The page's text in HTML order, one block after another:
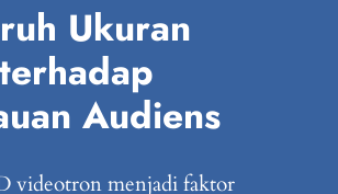
Ukuran
Audiens
videotron menjadi faktor